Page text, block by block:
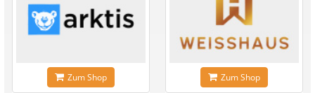
Zum Shop Zum Shop